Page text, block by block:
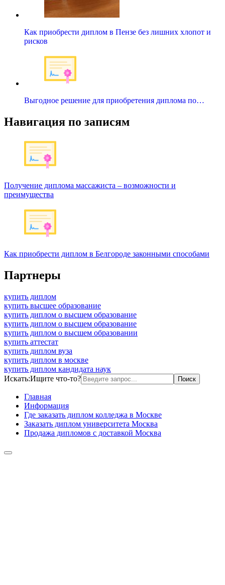
Как приобрести диплом в Пензе без лишних хлопот и
рисков
Выгодное решение для приобретения диплома по…
Навигация по записям
Получение диплома массажиста – возможности и
преимущества
Как приобрести диплом в Белгороде законными способами
Партнеры
купить диплом
купить высшее образование
купить диплом о высшем образование
купить диплом о высшем образование
купить диплом о высшем образовании
купить аттестат
купить диплом вуза
купить диплом в москве
купить диплом кандидата наук
Искать:Ищите что-то?
Главная
Информация
Где заказать диплом колледжа в Москве
Заказать диплом университета Москва
Продажа дипломов с доставкой Москва